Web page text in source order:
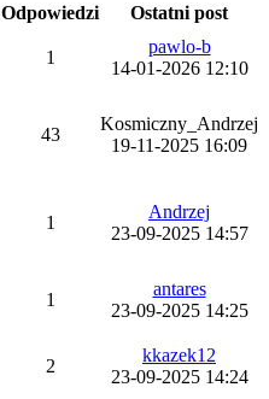
Odpowiedzi
Ostatni post
1
pawlo-b
14-01-2026 12:10
43
Kosmiczny_Andrzej
19-11-2025 16:09
1
Andrzej
23-09-2025 14:57
1
antares
23-09-2025 14:25
2
kkazek12
23-09-2025 14:24